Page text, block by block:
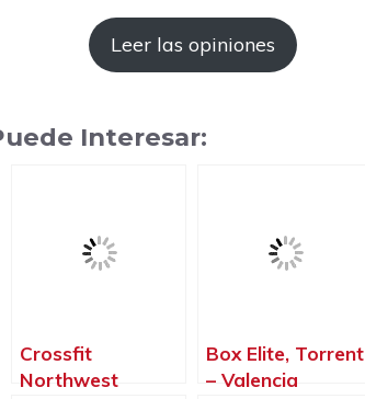
Leer las opiniones
Interesar:
Crossfit
Northwest
Box Elite, Torrent
– Valencia